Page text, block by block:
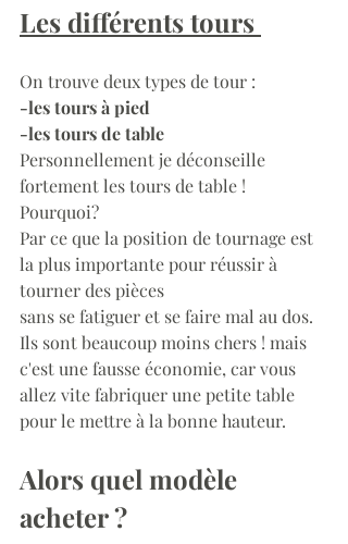
Les différents tours
On trouve deux types de tour :
-les tours à pied
-les tours de table
Personnellement je déconseille
fortement les tours de table !
Pourquoi?
Par ce que la position de tournage est
la plus importante pour réussir à
tourner des pièces
sans se fatiguer et se faire mal au dos.
Ils sont beaucoup moins chers ! mais
c'est une fausse économie, car vous
allez vite fabriquer une petite table
pour le mettre à la bonne hauteur.
Alors quel modèle
acheter ?